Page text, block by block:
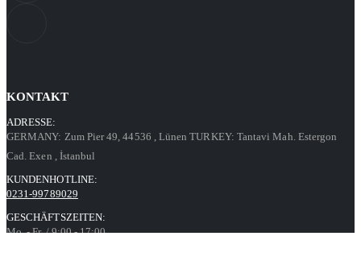
KONTAKT
ADRESSE:
GERMANY: Zum Pier 49, 44536
, LünenTURKEY: Tantavi Mah. Estergon
Cad. Exen
, İstanbul
KUNDENHOTLINE:
0231-99789029
GESCHÄFTSZEITEN:
Mo. - Fr. / 9:00 - 17:00